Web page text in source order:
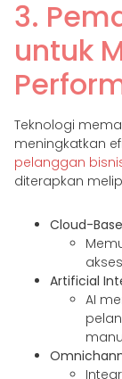
3.
untuk
Teknologi
meningkatkan
pelanggan
diterapkan
Cloud-
Artificial
AI